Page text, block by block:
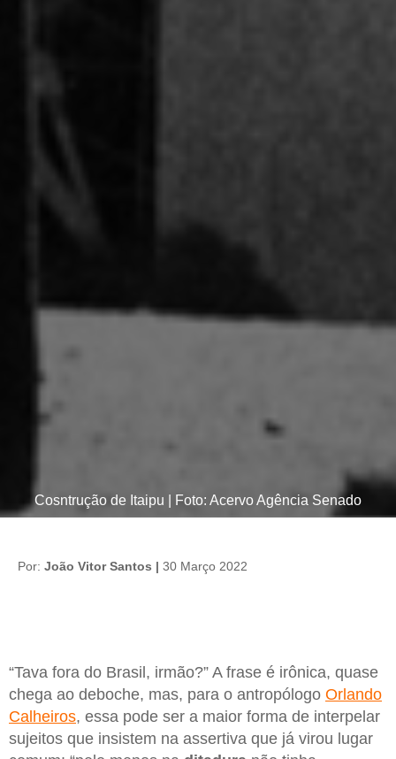
Cosntrução de Itaipu | Foto: Acervo Agência Senado
Por: João Vitor Santos | 30 Março 2022
“Tava fora do Brasil, irmão?” A frase é irônica, quase
chega ao deboche, mas, para o antropólogo Orlando
Calheiros, essa pode ser a maior forma de interpelar
sujeitos que insistem na assertiva que já virou lugar